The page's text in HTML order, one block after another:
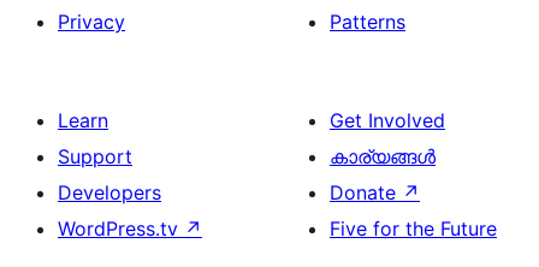
Privacy
Patterns
Learn
Support
Developers
WordPress.tv ↗
Get Involved
കാര്യങ്ങള്‍
Donate ↗
Five for the Future